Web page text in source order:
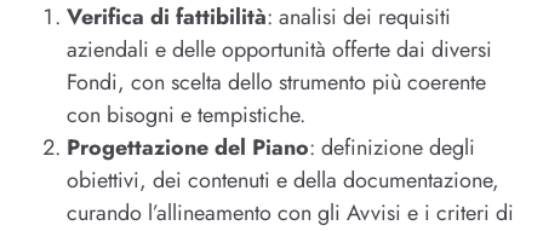
Verifica di fattibilità: analisi dei requisiti
aziendali e delle opportunità offerte dai diversi
Fondi, con scelta dello strumento più coerente
con bisogni e tempistiche.
Progettazione del Piano: definizione degli
obiettivi, dei contenuti e della documentazione,
curando l’allineamento con gli Avvisi e i criteri di